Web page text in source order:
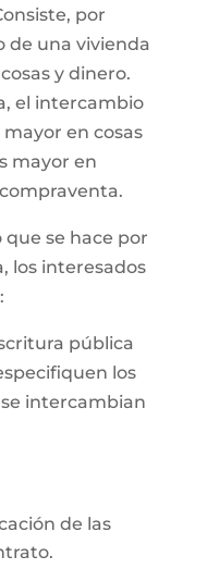
por
de una vivienda
y dinero.
el intercambio
en cosas
mayor en
se hace por
los interesados
pública
los
intercambian
de las